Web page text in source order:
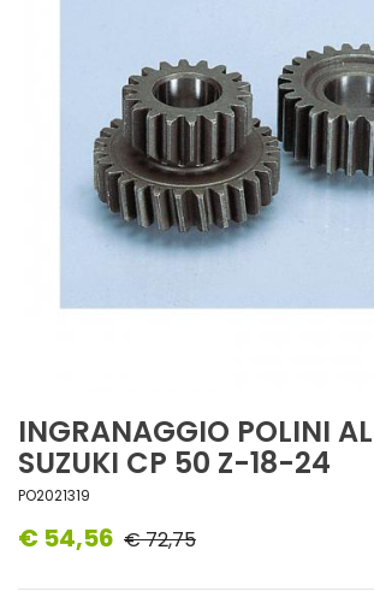
INGRANAGGIO POLINI
SUZUKI CP 50 Z-18-24
PO2021319
€ 54,56 € 72,75